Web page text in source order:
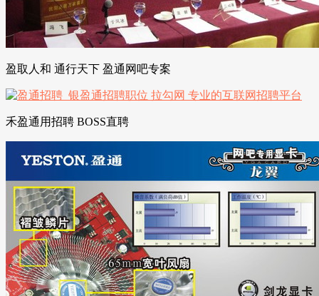
盈取人和 通行天下 盈通网吧专案
禾盈通用招聘 BOSS直聘